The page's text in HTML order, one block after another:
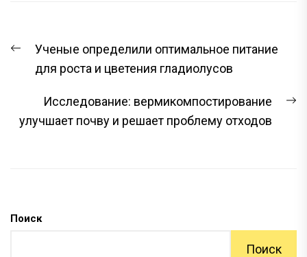
ПО
ЗАПИСЯМ
Предыдущая
запись:
Ученые определили оптимальное питание
для роста и цветения гладиолусов
Исследование: вермикомпостирование
улучшает почву и решает проблему отходов
Поиск
Поиск